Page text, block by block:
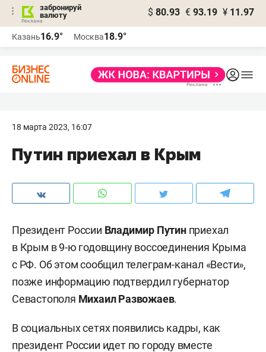
забронируй
валюту
$ 80.93 € 93.19 ¥ 11.97
Казань16.9° Москва18.9°
18 марта 2023, 16:07
Путин приехал в Крым
Президент России Владимир Путинприехал
в Крым в 9-ю годовщину воссоединения Крыма
с РФ. Об этом сообщил телеграм-канал «Вести»,
позже информацию подтвердил губернатор
Севастополя Михаил Развожаев.
В социальных сетях появились кадры, как
президент России идет по городу вместе